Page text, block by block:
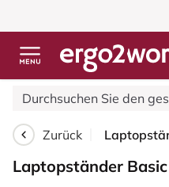
Zurück
Laptopständer